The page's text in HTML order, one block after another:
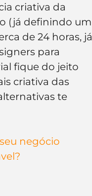
criativa da
(já definindo um
de 24 horas, já
para
fique do jeito
criativa das
te
negócio